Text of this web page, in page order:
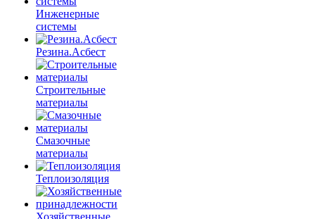
Инженерные
системы
Резина.Асбест
Строительные
материалы
Смазочные
материалы
Теплоизоляция
Хозяйственные